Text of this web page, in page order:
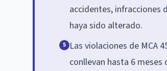
accidentes, infracciones
haya sido alterado.
5 Las violaciones de MCA
conllevan hasta 6